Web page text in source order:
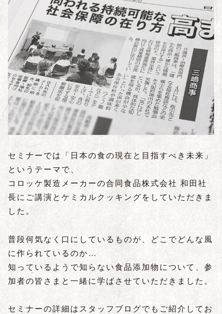
セミナーでは「日本の食の現在と目指すべき未来」
というテーマで、
コロッケ製造メーカーの合同食品株式会社 和田社
長にご講演とケミカルクッキングをしていただきま
した。
普段何気なく口にしているものが、どこでどんな風
に作られているのか…
知っているようで知らない食品添加物について、参
加者の皆さまと一緒に学ばさせていただきました。
セミナーの詳細はスタッフブログでもご紹介してお